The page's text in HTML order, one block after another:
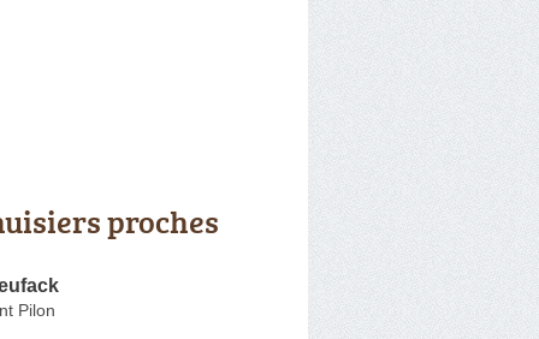
proches
Pilon